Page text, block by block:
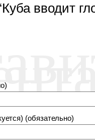
вводит
(обязательно)